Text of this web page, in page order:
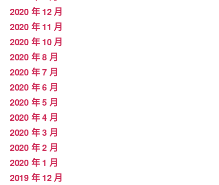
2020 年 12 月
2020 年 11 月
2020 年 10 月
2020 年 8 月
2020 年 7 月
2020 年 6 月
2020 年 5 月
2020 年 4 月
2020 年 3 月
2020 年 2 月
2020 年 1 月
2019 年 12 月